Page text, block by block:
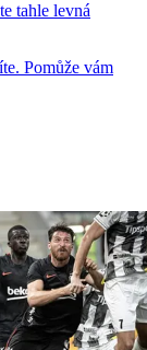
tahle levná
Pomůže vám